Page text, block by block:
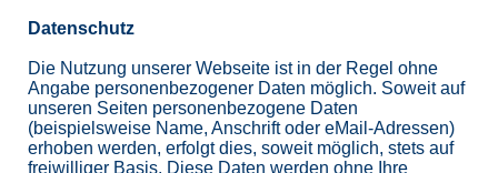
Datenschutz
Die Nutzung unserer Webseite ist in der Regel ohne
Angabe personenbezogener Daten möglich. Soweit auf
unseren Seiten personenbezogene Daten
(beispielsweise Name, Anschrift oder eMail-Adressen)
erhoben werden, erfolgt dies, soweit möglich, stets auf
freiwilliger Basis. Diese Daten werden ohne Ihre